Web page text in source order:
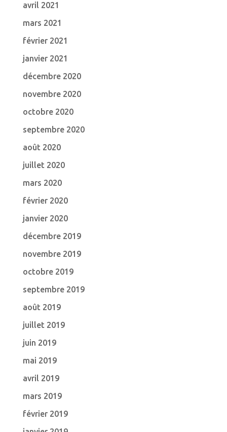
avril 2021
mars 2021
février 2021
janvier 2021
décembre 2020
novembre 2020
octobre 2020
septembre 2020
août 2020
juillet 2020
mars 2020
février 2020
janvier 2020
décembre 2019
novembre 2019
octobre 2019
septembre 2019
août 2019
juillet 2019
juin 2019
mai 2019
avril 2019
mars 2019
février 2019